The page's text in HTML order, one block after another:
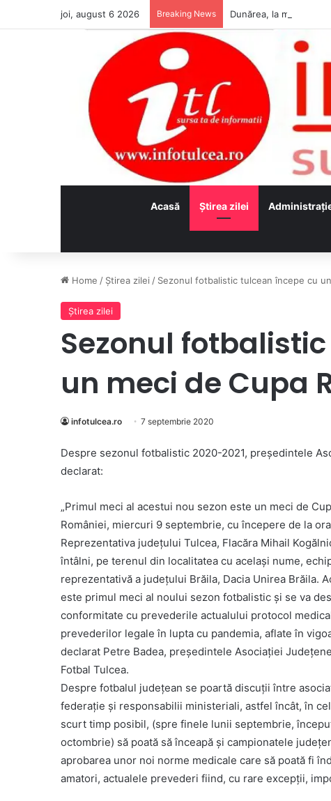
joi, august 6 2026 Breaking News
Acasă Ştirea zilei
Home / Ştirea zilei / Sezonul fotbalistic tulcean începe cu
Ştirea zilei
Sezonul
un meci de Cupa
infotulcea.ro 7 septembrie 2020
Despre sezonul fotbalistic 2020-2021, preşedintele
declarat:
„Primul meci al acestui nou sezon este un meci de
României, miercuri 9 septembrie, cu începere de la
Reprezentativa judeţului Tulcea, Flacăra Mihail
întâlni, pe terenul din localitatea cu acelaşi nume,
reprezentativă a judeţului Brăila, Dacia Unirea Brăila.
este primul meci al noului sezon fotbalistic şi se va
conformitate cu prevederile actualului protocol
prevederilor legale în lupta cu pandemia, aflate în
declarat Petre Badea, preşedintele Asociaţiei
Fotbal Tulcea.
Despre fotbalul judeţean se poartă discuţii între
federaţie şi responsabilii ministeriali, astfel încât, în
scurt timp posibil, (spre finele lunii septembrie,
octombrie) să poată să înceapă şi campionatele
aprobarea unor noi norme medicale care să poată fi
amatori, actualele prevederi fiind, cu rare excepţii,